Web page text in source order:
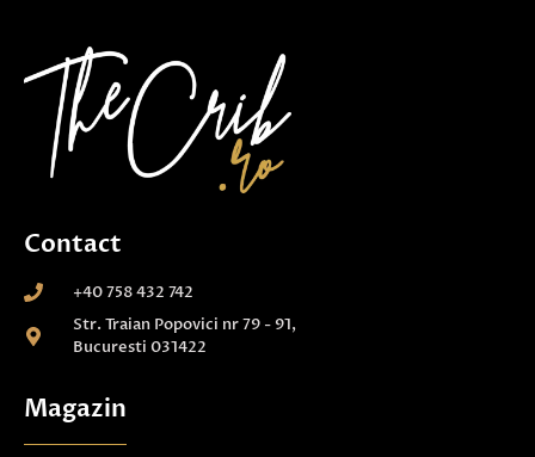
Contact
+40 758 432 742
Str. Traian Popovici nr 79 - 91,
Bucuresti 031422
Magazin